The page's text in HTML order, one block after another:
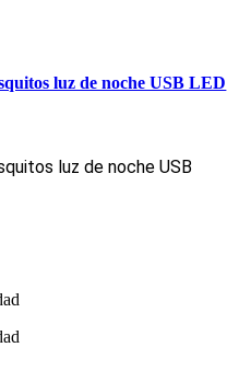
luz de noche USB LED
luz de noche USB